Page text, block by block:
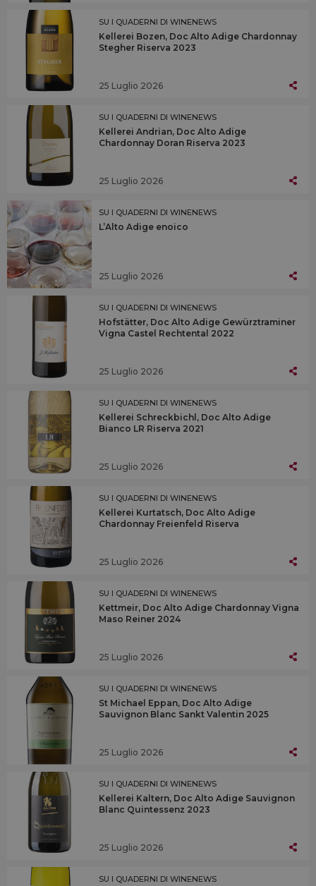
SU I QUADERNI DI WINENEWS
Kellerei Bozen, Doc Alto Adige Chardonnay
Stegher Riserva 2023
25 Luglio 2026
SU I QUADERNI DI WINENEWS
Kellerei Andrian, Doc Alto Adige
Chardonnay Doran Riserva 2023
25 Luglio 2026
SU I QUADERNI DI WINENEWS
L’Alto Adige enoico
25 Luglio 2026
SU I QUADERNI DI WINENEWS
Hofstätter, Doc Alto Adige Gewürztraminer
Vigna Castel Rechtental 2022
25 Luglio 2026
SU I QUADERNI DI WINENEWS
Kellerei Schreckbichl, Doc Alto Adige
Bianco LR Riserva 2021
25 Luglio 2026
SU I QUADERNI DI WINENEWS
Kellerei Kurtatsch, Doc Alto Adige
Chardonnay Freienfeld Riserva
25 Luglio 2026
SU I QUADERNI DI WINENEWS
Kettmeir, Doc Alto Adige Chardonnay Vigna
Maso Reiner 2024
25 Luglio 2026
SU I QUADERNI DI WINENEWS
St Michael Eppan, Doc Alto Adige
Sauvignon Blanc Sankt Valentin 2025
25 Luglio 2026
SU I QUADERNI DI WINENEWS
Kellerei Kaltern, Doc Alto Adige Sauvignon
Blanc Quintessenz 2023
25 Luglio 2026
SU I QUADERNI DI WINENEWS